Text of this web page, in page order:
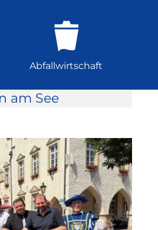
Abfallwirtschaft
am See